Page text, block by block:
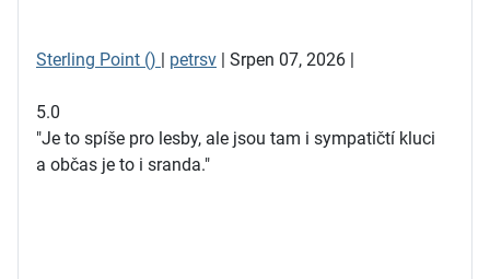
Sterling Point () | petrsv | Srpen 07, 2026 |
5.0
"Je to spíše pro lesby, ale jsou tam i sympatičtí kluci
a občas je to i sranda."